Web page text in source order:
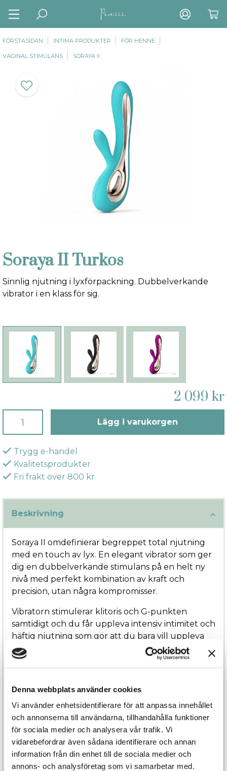
Denna webbplats använder cookies
Vi använder enhetsidentifierare för att anpassa innehållet
och annonserna till användarna, tillhandahålla funktioner
för sociala medier och analysera vår trafik. Vi
vidarebefordrar även sådana identifierare och annan
information från din enhet till de sociala medier och
annons- och analysföretag som vi samarbetar med.
FÖRSTASIDAN INTIMA PRODUKTER FÖR HENNE
VAGINAL STIMULANS SORAYA II
Soraya II Turkos
Sinnlig njutning i lyxförpackning. Dubbelverkande
vibrator i en klass för sig.
2 099 kr
Lägg i varukorgen
Trygg e-handel
Kvalitetsprodukter
Fri frakt över 800 kr
Beskrivning
Soraya II omdefinierar begreppet total njutning
med en touch av lyx. En elegant vibrator som ger
dig en dubbelverkande stimulans på en helt ny
nivå med perfekt kombination av kraft och
precision, utan några kompromisser.
Vibratorn stimulerar klitoris och G-punkten
samtidigt och du får uppleva intensiv intimitet och
häftig njutning som gör att du bara vill uppleva
mer. Dessutom har Soraya II djupgående och
tysta vibrationer i Lelos klassiskt höga kvalitet. Den
flexibel stimulering.
Den ergonomiska, lätt böjda staven är anpassad
efter kvinnans anatomi. Den del som vibrerar mot
klitoris är både följsam och böjlig så att du enkelt
ska kunna anpassa den och hitta rätt vinkel för
just dig. Och för att enklare stimulera G-punkten
på bästa sätt så har den en lite bredare ände och